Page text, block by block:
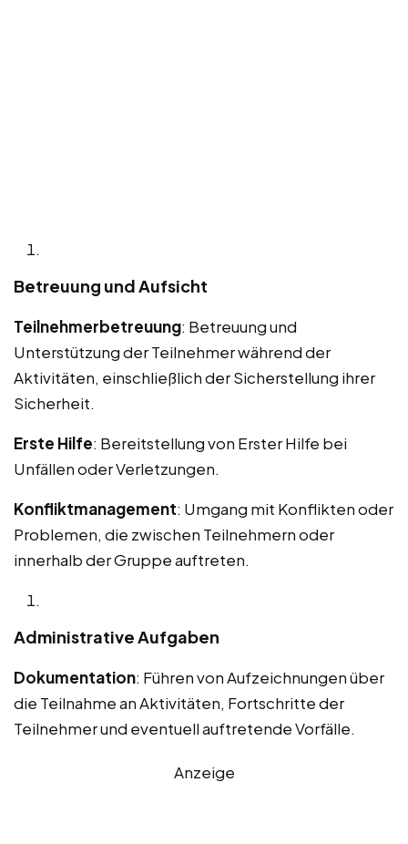
Betreuung und Aufsicht
Teilnehmerbetreuung: Betreuung und
Unterstützung der Teilnehmer während der
Aktivitäten, einschließlich der Sicherstellung ihrer
Sicherheit.
Erste Hilfe: Bereitstellung von Erster Hilfe bei
Unfällen oder Verletzungen.
Konfliktmanagement: Umgang mit Konflikten oder
Problemen, die zwischen Teilnehmern oder
innerhalb der Gruppe auftreten.
Administrative Aufgaben
Dokumentation: Führen von Aufzeichnungen über
die Teilnahme an Aktivitäten, Fortschritte der
Teilnehmer und eventuell auftretende Vorfälle.
Anzeige